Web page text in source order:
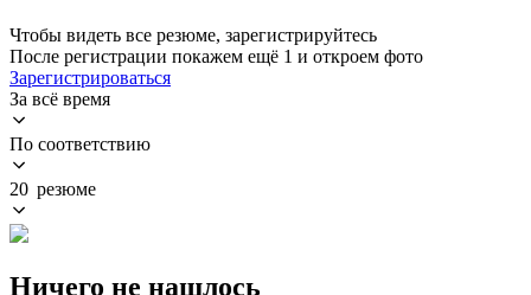
Чтобы видеть все резюме, зарегистрируйтесь
После регистрации покажем ещё 1 и откроем фото
Зарегистрироваться
За всё время
По соответствию
20 резюме
Ничего не нашлось